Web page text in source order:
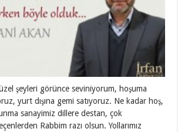
şeyleri görünce seviniyorum, hoşuma
yurt dışına gemi satıyoruz. Ne kadar hoş,
sanayimiz dillere destan, çok
Rabbim razı olsun. Yollarımız